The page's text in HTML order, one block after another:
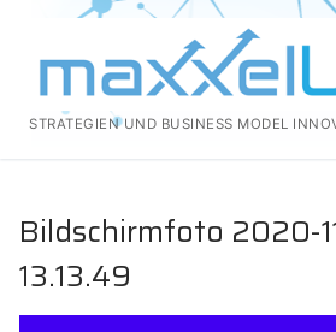
springen
STRATEGIEN UND BUSINESS MODEL
Bildschirmfoto 2020-
13.13.49